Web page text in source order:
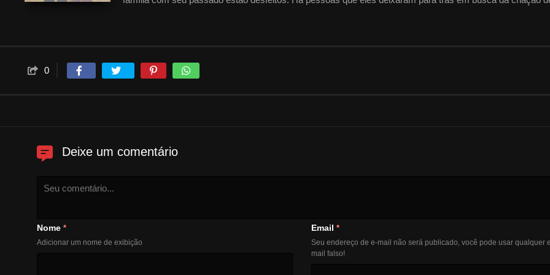
0
Deixe um comentário
Nome *
Adicionar um nome de exibição
Email *
Seu endereço de e-mail não será publicado, você pode usar qualquer
mail falso!